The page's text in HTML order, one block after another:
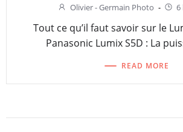
Olivier - Germain Photo - 6
Tout ce qu’il faut savoir sur le
Panasonic Lumix S5D : La
READ MORE